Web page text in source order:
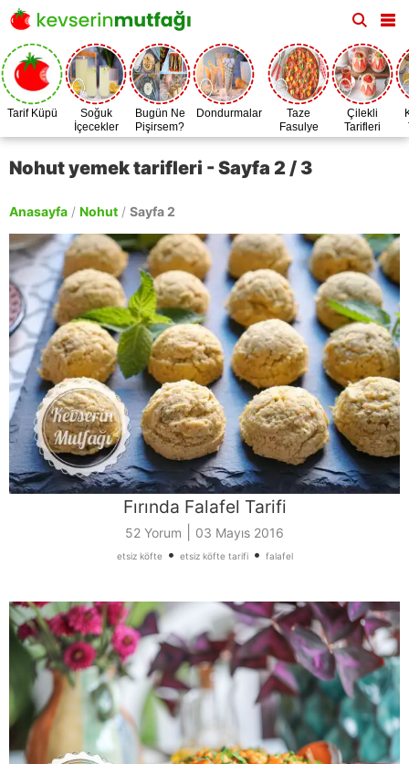
Tarif Küpü
Soğuk
İçecekler
Bugün Ne
Pişirsem?
Dondurmalar
Taze
Fasulye
Zamanı
Çilekli
Tarifleri
Nohut yemek tarifleri - Sayfa 2 / 3
Anasayfa / Nohut / Sayfa 2
Fırında Falafel Tarifi
52 Yorum 03 Mayıs 2016
etsiz köfte• etsiz köfte tarifi• falafel